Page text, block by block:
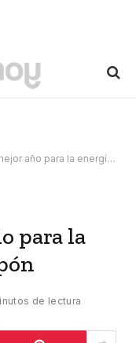
para la energía eólica en Japón
para la
de lectura